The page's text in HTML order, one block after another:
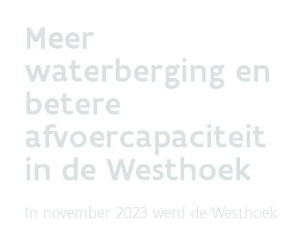
Meer
waterberging en
betere
afvoercapaciteit
in de Westhoek
In november 2023 werd de Westhoek